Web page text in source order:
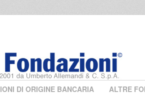
DI ORIGINE BANCARIA ALTRE